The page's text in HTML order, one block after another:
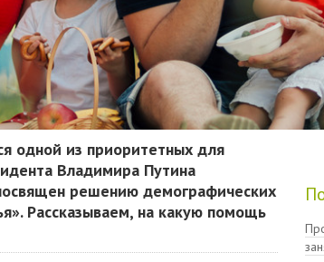
одной из приоритетных для
Владимира Путина
решению демографических
Рассказываем, на какую помощь